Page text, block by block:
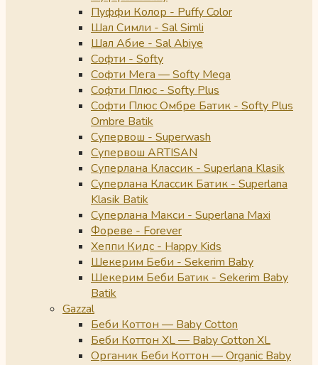
Пуффи Колор - Puffy Color
Шал Симли - Sal Simli
Шал Абие - Sal Abiye
Софти - Softy
Софти Мега — Softy Mega
Софти Плюс - Softy Plus
Софти Плюс Омбре Батик - Softy Plus
Ombre Batik
Супервош - Superwash
Супервош ARTISAN
Суперлана Классик - Superlana Klasik
Суперлана Классик Батик - Superlana
Klasik Batik
Суперлана Макси - Superlana Maxi
Фореве - Forever
Хеппи Кидс - Happy Kids
Шекерим Беби - Sekerim Baby
Шекерим Беби Батик - Sekerim Baby
Batik
Gazzal
Беби Коттон — Baby Cotton
Беби Коттон XL — Baby Cotton XL
Органик Беби Коттон — Organic Baby